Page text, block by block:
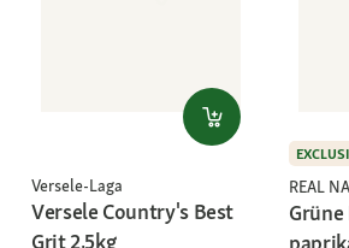
Versele-Laga
Versele Country's Best
Grit 2,5kg
REAL